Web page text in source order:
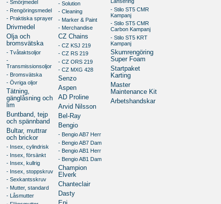
- Smörjmedel
- Rengöringsmedel
- Praktiska sprayer
Drivmedel
Olja och
bromsvätska
- Tvåtaktsoljor
-
Transmissionsoljor
- Bromsvätska
- Övriga oljor
Tätning,
gänglåsning och
lim
Buntband, tejp
och spännband
Bultar, muttrar
och brickor
- Insex, cylindrisk
- Insex, försänkt
- Insex, kullrig
- Insex, stoppskruv
- Sexkantsskruv
- Mutter, standard
- Låsmutter
- Solution
- Cleaning
- Marker & Paint
- Merchandise
CZ Chains
- CZ KSJ 219
- CZ RS 219
- CZ ORS 219
- CZ MXG 428
Senzo
Aspen
AD Proline
Arvid Nilsson
Bel-Ray
Bengio
- Bengio AB7 Herr
- Bengio AB7 Dam
- Bengio AB1 Herr
- Bengio AB1 Dam
Champion
Elverk
Chanteclair
Dasty
- Stilo ST5 CMR
Kampanj
- Stilo ST5 CMR
Carbon Kampanj
- Stilo ST5 KRT
Kampanj
Skumrengöring
Super Foam
Startpaket
Karting
Master
Maintenance Kit
Arbetshandskar